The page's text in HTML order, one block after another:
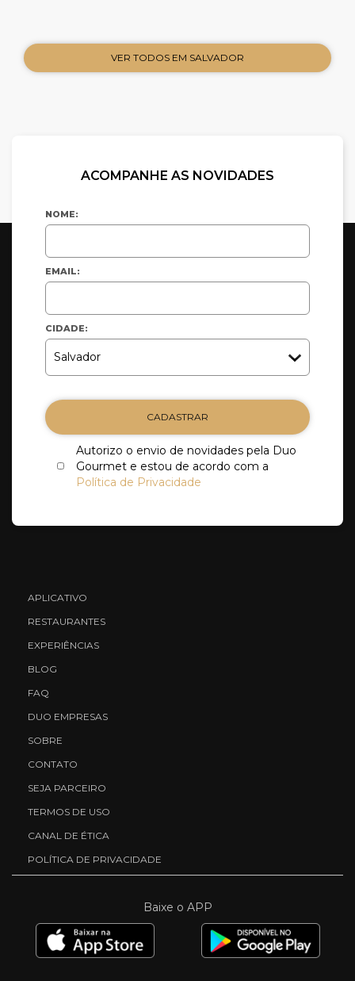
VER TODOS EM SALVADOR
ACOMPANHE AS NOVIDADES
NOME:
EMAIL:
CIDADE:
CADASTRAR
Autorizo o envio de novidades pela Duo
Gourmet e estou de acordo com a
Política de Privacidade
APLICATIVO
RESTAURANTES
EXPERIÊNCIAS
BLOG
FAQ
DUO EMPRESAS
SOBRE
CONTATO
SEJA PARCEIRO
TERMOS DE USO
CANAL DE ÉTICA
POLÍTICA DE PRIVACIDADE
Baixe o APP